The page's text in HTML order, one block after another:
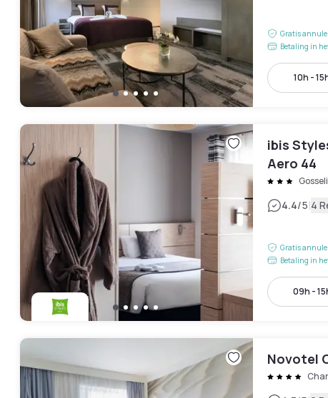
Gratis
Betaling in
10h -
ibis
Aero 44
4.4/5|4
Gratis
Betaling in
09h -
Novotel